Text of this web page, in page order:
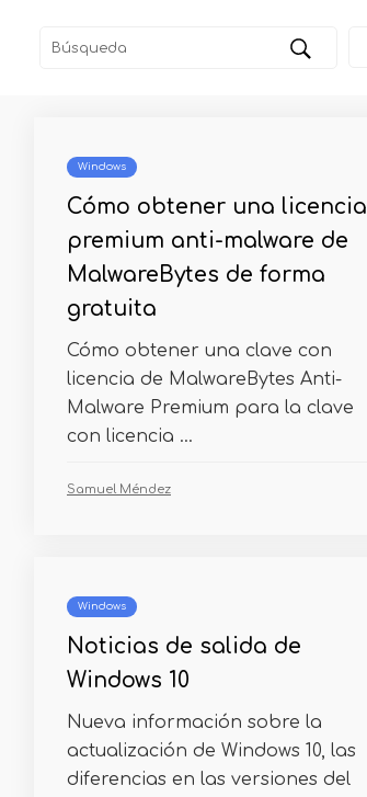
Windows
Cómo obtener una licencia
premium anti-malware de
MalwareBytes de forma
gratuita
Cómo obtener una clave con
licencia de MalwareBytes Anti-
Malware Premium para la clave
con licencia ...
Samuel Méndez
Windows
Noticias de salida de
Windows 10
Nueva información sobre la
actualización de Windows 10, las
diferencias en las versiones del